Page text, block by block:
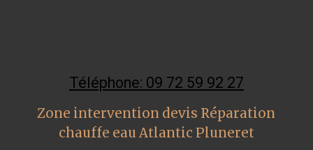
Téléphone: 09 72 59 92 27
Zone intervention devis Réparation
chauffe eau Atlantic Pluneret